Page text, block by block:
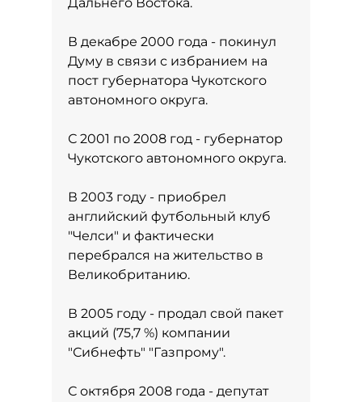
В декабре 2000 года - покинул
Думу в связи с избранием на
пост губернатора Чукотского
автономного округа.
С 2001 по 2008 год - губернатор
Чукотского автономного округа.
В 2003 году - приобрел
английский футбольный клуб
"Челси" и фактически
перебрался на жительство в
Великобританию.
В 2005 году - продал свой пакет
акций (75,7 %) компании
"Сибнефть" "Газпрому".
С октября 2008 года - депутат